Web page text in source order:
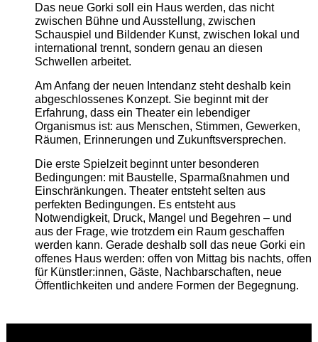
Das neue Gorki soll ein Haus werden, das nicht
zwischen Bühne und Ausstellung, zwischen
Schauspiel und Bildender Kunst, zwischen lokal und
international trennt, sondern genau an diesen
Schwellen arbeitet.
Am Anfang der neuen Intendanz steht deshalb kein
abgeschlossenes Konzept. Sie beginnt mit der
Erfahrung, dass ein Theater ein lebendiger
Organismus ist: aus Menschen, Stimmen, Gewerken,
Räumen, Erinnerungen und Zukunftsversprechen.
Die erste Spielzeit beginnt unter besonderen
Bedingungen: mit Baustelle, Sparmaßnahmen und
Einschränkungen. Theater entsteht selten aus
perfekten Bedingungen. Es entsteht aus
Notwendigkeit, Druck, Mangel und Begehren – und
aus der Frage, wie trotzdem ein Raum geschaffen
werden kann. Gerade deshalb soll das neue Gorki ein
offenes Haus werden: offen von Mittag bis nachts, offen
für Künstler:innen, Gäste, Nachbarschaften, neue
Öffentlichkeiten und andere Formen der Begegnung.